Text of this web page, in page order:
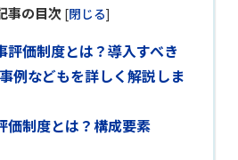
事の目次 [閉じる]
評価制度とは？導入すべき
例などもを詳しく解説しま
価制度とは？構成要素